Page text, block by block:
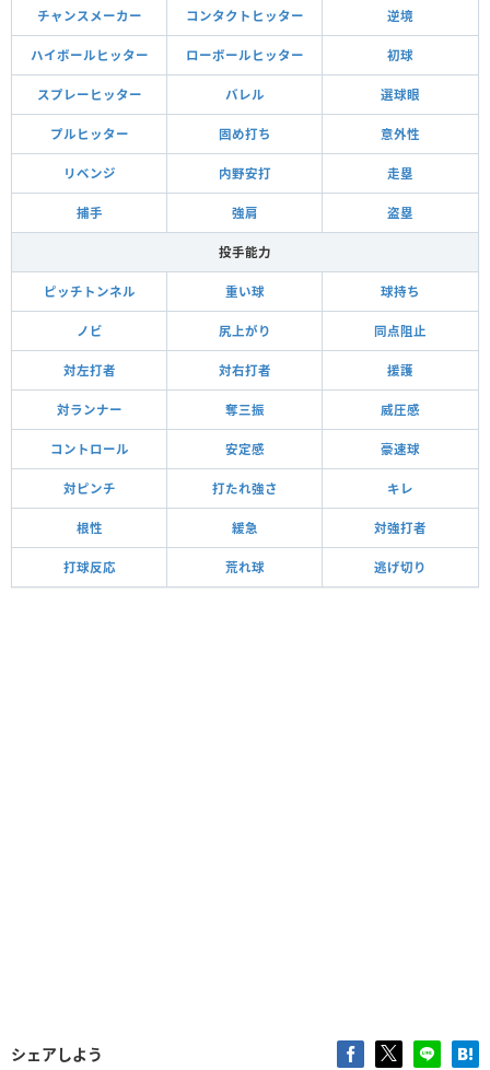
チャンスメーカー コンタクトヒッター 逆境
ハイボールヒッター ローボールヒッター 初球
スプレーヒッター バレル 選球眼
プルヒッター 固め打ち 意外性
リベンジ 内野安打 走塁
捕手 強肩 盗塁
投手能力
ピッチトンネル 重い球 球持ち
ノビ 尻上がり 同点阻止
対左打者 対右打者 援護
対ランナー 奪三振 威圧感
コントロール 安定感 豪速球
対ピンチ 打たれ強さ キレ
根性 緩急 対強打者
打球反応 荒れ球 逃げ切り
シェアしよう